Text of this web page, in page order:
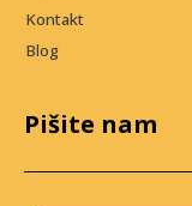
Kontakt
Blog
Pišite nam